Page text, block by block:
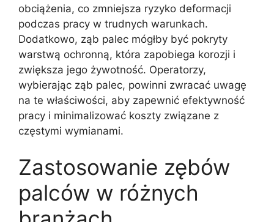
obciążenia, co zmniejsza ryzyko deformacji
podczas pracy w trudnych warunkach.
Dodatkowo, ząb palec mógłby być pokryty
warstwą ochronną, która zapobiega korozji i
zwiększa jego żywotność. Operatorzy,
wybierając ząb palec, powinni zwracać uwagę
na te właściwości, aby zapewnić efektywność
pracy i minimalizować koszty związane z
częstymi wymianami.
Zastosowanie zębów
palców w różnych